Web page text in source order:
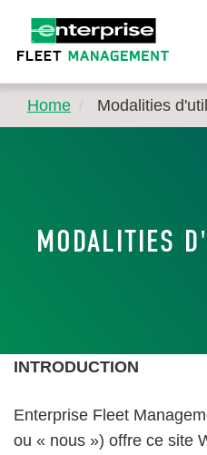
Home Modalities
MODALITIES
INTRODUCTION
Enterprise Fleet
ou « nous ») offre ce site